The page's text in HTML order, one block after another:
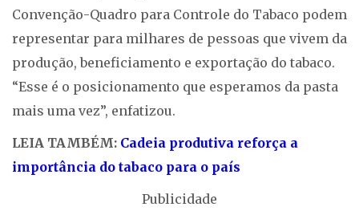
Convenção-Quadro para Controle do Tabaco podem
representar para milhares de pessoas que vivem da
produção, beneficiamento e exportação do tabaco.
“Esse é o posicionamento que esperamos da pasta
mais uma vez”, enfatizou.
LEIA TAMBÉM: Cadeia produtiva reforça a
importância do tabaco para o país
Publicidade